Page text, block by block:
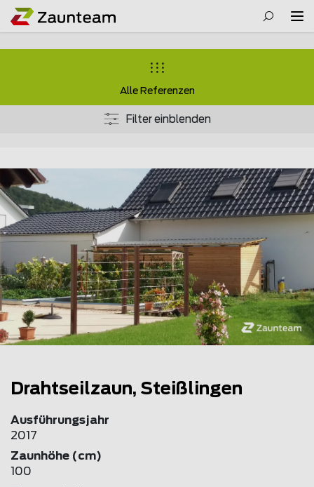
Alle Referenzen
Filter einblenden
Drahtseilzaun, Steißlingen
Ausführungsjahr
2017
Zaunhöhe (cm)
100